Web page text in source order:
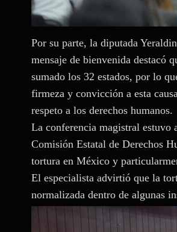
Por su parte, la diputada
mensaje de bienvenida destacó
sumado los 32 estados, por lo
firmeza y convicción a esta
respeto a los derechos humanos.
La conferencia magistral estuvo
Comisión Estatal de Derechos
tortura en México y
El especialista advirtió que la
normalizada dentro de algunas